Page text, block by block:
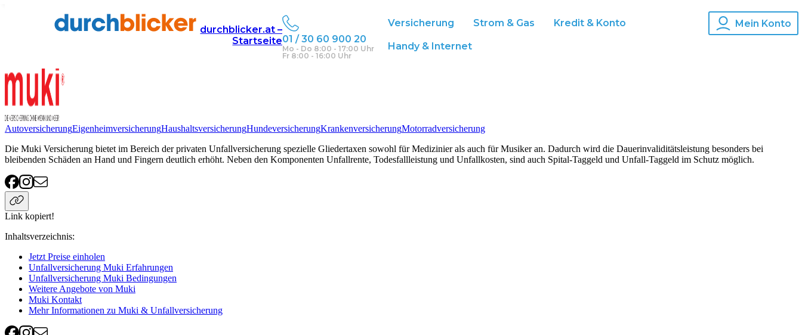
durchblicker.at –
Startseite01 / 30 60 900 20
Mo - Do 8:00 - 17:00 Uhr
Fr 8:00 - 16:00 Uhr
Versicherung Strom & Gas Kredit & Konto
Handy & Internet
Mein Konto
Versicherung unfallversicherung
AutoversicherungEigenheimversicherungHaushaltsversicherungHundeversicherungKrankenversicherungMotorradversicherung
Die Muki Versicherung bietet im Bereich der privaten Unfallversicherung spezielle Gliedertaxen sowohl für Medizinier als auch für Musiker an. Dadurch wird die Dauerinvaliditätsleistung besonders bei
bleibenden Schäden an Hand und Fingern deutlich erhöht. Neben den Komponenten Unfallrente, Todesfallleistung und Unfallkosten, sind auch Spital-Taggeld und Unfall-Taggeld im Schutz möglich.
Link kopiert!
Inhaltsverzeichnis:
Jetzt Preise einholen
Unfallversicherung Muki Erfahrungen
Unfallversicherung Muki Bedingungen
Weitere Angebote von Muki
Muki Kontakt
Mehr Informationen zu Muki & Unfallversicherung